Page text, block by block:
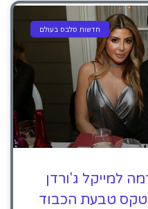
חדשות סלבס בעולם
למייקל ג'ורדן
טקס טבעת הכבוד